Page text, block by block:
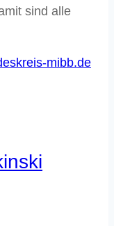
sind alle
mibb.de